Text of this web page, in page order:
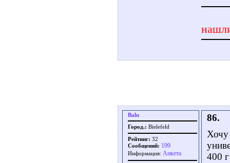
Balu
Город.: Bielefeld
Рейтинг: 32
Сообщений: 199
Информация: Aнкета
86.
Хочу
400